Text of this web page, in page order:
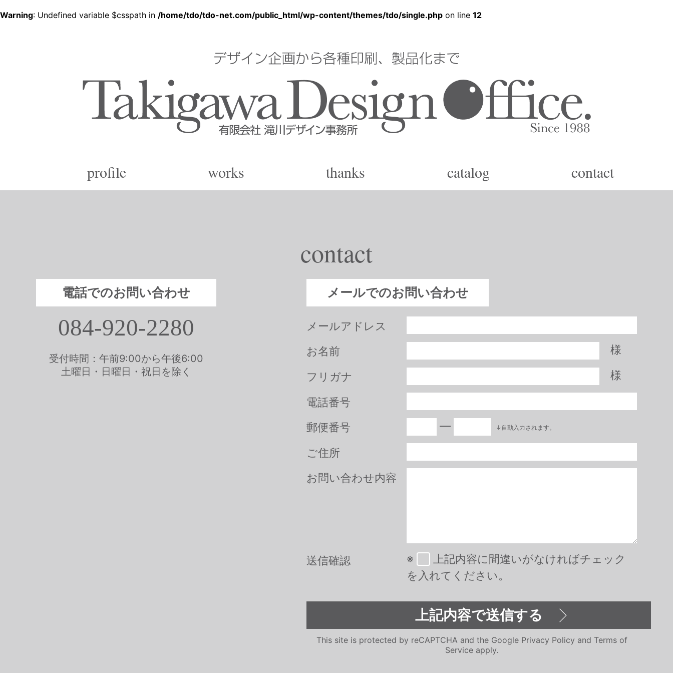
Warning: Undefined variable $csspath in /home/tdo/tdo-net.com/public_html/wp-content/themes/tdo/single.php on line 12
profile works thanks catalog contact
contact
電話でのお問い合わせ
084-920-2280
受付時間：午前9:00から午後6:00
土曜日・日曜日・祝日を除く
メールでのお問い合わせ
メールアドレス
お名前
様
フリガナ 様
電話番号
郵便番号
― ↓自動入力されます。
ご住所
お問い合わせ内容
送信確認 ※
上記内容に間違いがなければチェック
を入れてください。
This site is protected by reCAPTCHA and the Google Privacy Policy and Terms of
Service apply.